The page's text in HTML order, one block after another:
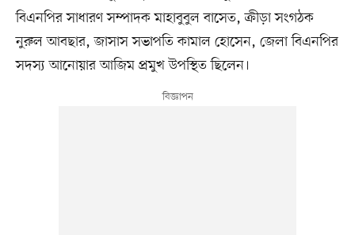
বিএনপির সাধারণ সম্পাদক মাহাবুবুল বাসেত, ক্রীড়া সংগঠক
নুরুল আবছার, জাসাস সভাপতি কামাল হোসেন, জেলা বিএনপির
সদস্য আনোয়ার আজিম প্রমুখ উপস্থিত ছিলেন।